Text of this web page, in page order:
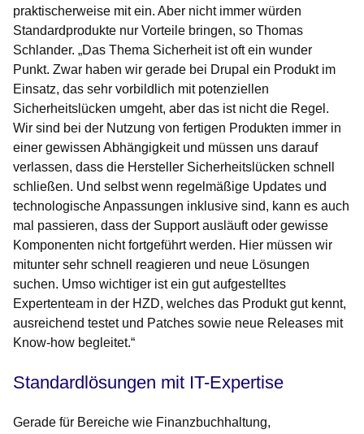
praktischerweise mit ein. Aber nicht immer würden
Standardprodukte nur Vorteile bringen, so Thomas
Schlander. „Das Thema Sicherheit ist oft ein wunder
Punkt. Zwar haben wir gerade bei Drupal ein Produkt im
Einsatz, das sehr vorbildlich mit potenziellen
Sicherheitslücken umgeht, aber das ist nicht die Regel.
Wir sind bei der Nutzung von fertigen Produkten immer in
einer gewissen Abhängigkeit und müssen uns darauf
verlassen, dass die Hersteller Sicherheitslücken schnell
schließen. Und selbst wenn regelmäßige Updates und
technologische Anpassungen inklusive sind, kann es auch
mal passieren, dass der Support ausläuft oder gewisse
Komponenten nicht fortgeführt werden. Hier müssen wir
mitunter sehr schnell reagieren und neue Lösungen
suchen. Umso wichtiger ist ein gut aufgestelltes
Expertenteam in der HZD, welches das Produkt gut kennt,
ausreichend testet und Patches sowie neue Releases mit
Know-how begleitet.“
Standardlösungen mit IT-Expertise
Gerade für Bereiche wie Finanzbuchhaltung,